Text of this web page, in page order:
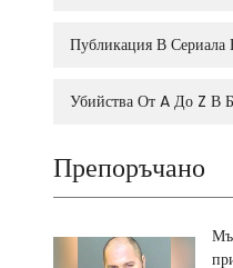
Публикация В Сериала
Убийства От A До Z В
Препоръчано